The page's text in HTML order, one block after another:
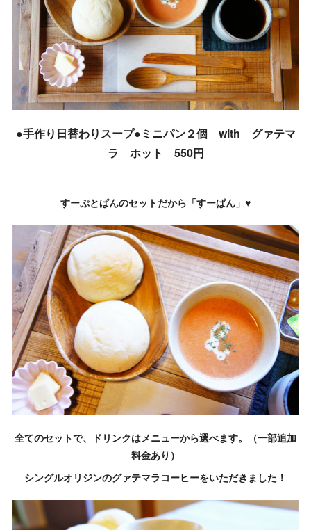
●手作り日替わりスープ●ミニパン２個 with グァテマ
ラ ホット 550円
すーぷとぱんのセットだから「すーぱん」♥
全てのセットで、ドリンクはメニューから選べます。（一部追加
料金あり）
シングルオリジンのグァテマラコーヒーをいただきました！